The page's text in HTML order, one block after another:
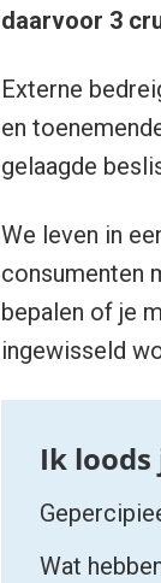
daarvoor 3
Externe
en
gelaagde
We leven in
consumenten
bepalen of je
ingewisseld
Wat